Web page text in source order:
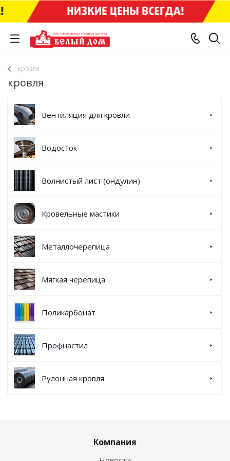
кровля
кровля
Вентиляция для кровли
Водосток
Волнистый лист (ондулин)
Кровельные мастики
Металлочерепица
Мягкая черепица
Поликарбонат
Профнастил
Рулонная кровля
Компания